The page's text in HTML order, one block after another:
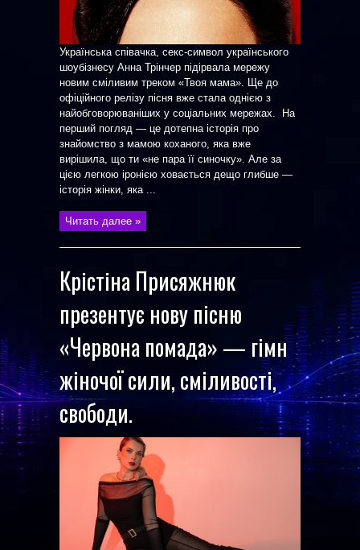
Українська співачка, секс-символ українського
шоубізнесу Анна Трінчер підірвала мережу
новим сміливим треком «Твоя мама». Ще до
офіційного релізу пісня вже стала однією з
найобговорюваніших у соціальних мережах. На
перший погляд — це дотепна історія про
знайомство з мамою коханого, яка вже
вирішила, що ти «не пара її синочку». Але за
цією легкою іронією ховається дещо глибше —
історія жінки, яка ...
Читать далее »
Крістіна Присяжнюк
презентує нову пісню
«Червона помада» — гімн
жіночої сили, сміливості,
свободи.